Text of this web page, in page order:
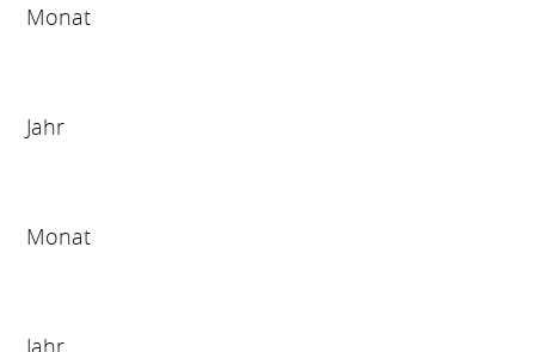
Monat
Jahr
Monat